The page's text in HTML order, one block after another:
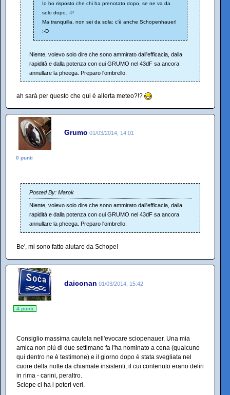
Io ho risposto che chi ha prenotato dopo, se ne va da
solo dopo.:-P
Ma tranquilla, non sei da sola: c'è anche Schopenhauer!
:-D
Niente, volevo solo dire che sono ammirato dall'efficacia, dalla
rapidità e dalla potenza con cui GRUMO nel 43dF sa ancora
annullare la pheega. Preparo l'ombrello.
ah sarà per questo che qui è allerta meteo?!?
Grumo 01/03/2014, 14:01
0 punti
Posted By: Marok
Niente, volevo solo dire che sono ammirato dall'efficacia, dalla
rapidità e dalla potenza con cui GRUMO nel 43dF sa ancora
annullare la pheega. Preparo l'ombrello.
Be', mi sono fatto aiutare da Schope!
daiconan 01/03/2014, 15:42
4 punti
Consiglio massima cautela nell'evocare sciopenauer. Una mia
amica non più di due settimane fa l'ha nominato a cena (qualcuno
qui dentro ne è testimone) e il giorno dopo è stata svegliata nel
cuore della notte da chiamate insistenti, il cui contenuto erano deliri
in rima - carini, peraltro.
Sciope ci ha i poteri veri.